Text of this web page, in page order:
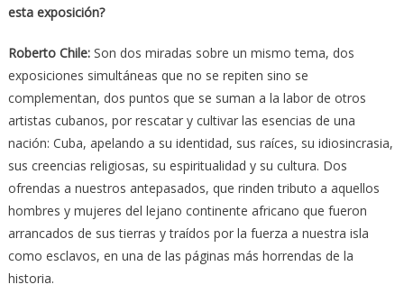
esta exposición?
Roberto Chile: Son dos miradas sobre un mismo tema, dos
exposiciones simultáneas que no se repiten sino se
complementan, dos puntos que se suman a la labor de otros
artistas cubanos, por rescatar y cultivar las esencias de una
nación: Cuba, apelando a su identidad, sus raíces, su idiosincrasia,
sus creencias religiosas, su espiritualidad y su cultura. Dos
ofrendas a nuestros antepasados, que rinden tributo a aquellos
hombres y mujeres del lejano continente africano que fueron
arrancados de sus tierras y traídos por la fuerza a nuestra isla
como esclavos, en una de las páginas más horrendas de la
historia.